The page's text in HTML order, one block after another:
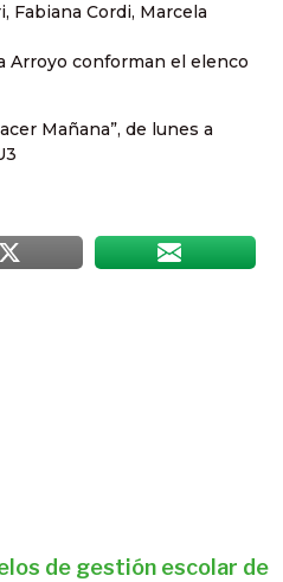
Fabiana Cordi, Marcela
Arroyo conforman el elenco
Mañana”, de lunes a
de gestión escolar de